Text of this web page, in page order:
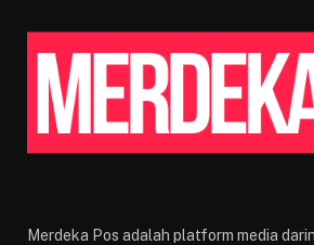
Merdeka Pos adalah platform media